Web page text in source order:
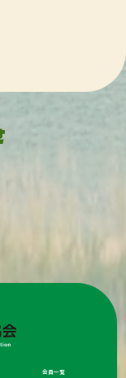
会員一覧